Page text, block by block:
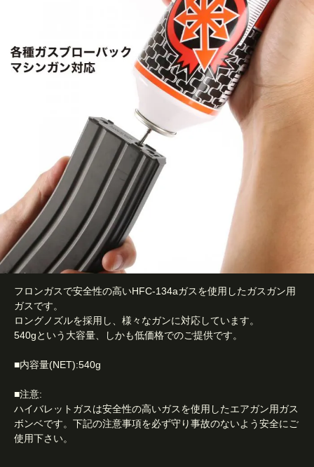
フロンガスで安全性の高いHFC-134aガスを使用したガスガン用
ガスです。
ロングノズルを採用し、様々なガンに対応しています。
540gという大容量、しかも低価格でのご提供です。
■内容量(NET):540g
■注意:
ハイバレットガスは安全性の高いガスを使用したエアガン用ガス
ボンベです。下記の注意事項を必ず守り事故のないよう安全にご
使用下さい。